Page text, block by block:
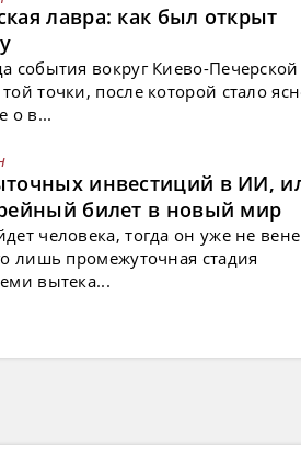
лавра: как был открыт
события вокруг Киево-Печерской
точки, после которой стало
о в...
инвестиций в ИИ,
билет в новый мир
человека, тогда он уже не
лишь промежуточная стадия
вытека...